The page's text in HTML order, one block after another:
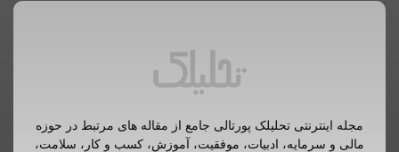
مجله اینترنتی تحلیلک پورتالی جامع از مقاله های مرتبط در حوزه
مالی و سرمایه، ادبیات، موفقیت، آموزش، کسب و کار، سلامت،